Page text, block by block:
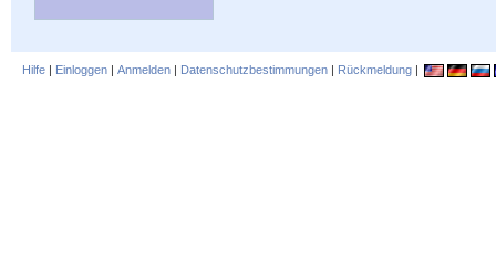
Hilfe | Einloggen | Anmelden | Datenschutzbestimmungen | Rückmeldung |